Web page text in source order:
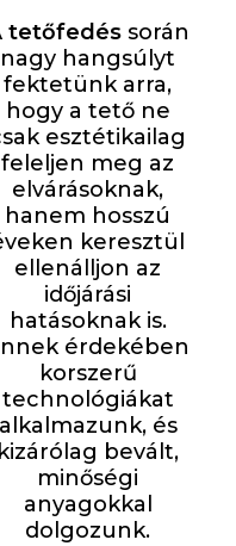
tetőfedéssorán
nagy hangsúlyt
fektetünk arra,
hogy a tető ne
esztétikailag
feleljen meg az
elvárásoknak,
hanem hosszú
keresztül
ellenálljon az
időjárási
hatásoknak is.
érdekében
korszerű
technológiákat
alkalmazunk, és
kizárólag bevált,
minőségi
anyagokkal
dolgozunk.